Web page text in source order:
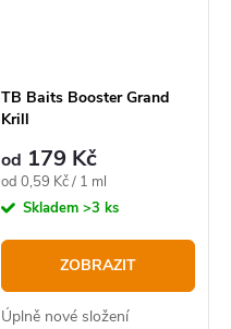
TB Baits Booster Grand
Krill
od 179 Kč
Měrná
cena:
od 0,59 Kč / 1 ml
Skladem >3 ks
ZOBRAZIT
Úplně nové složení